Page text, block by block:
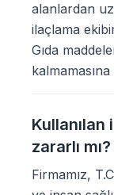
alanlardan
ilaçlama
Gıda
Kullanılan
zararlı mı?
Firmamız,